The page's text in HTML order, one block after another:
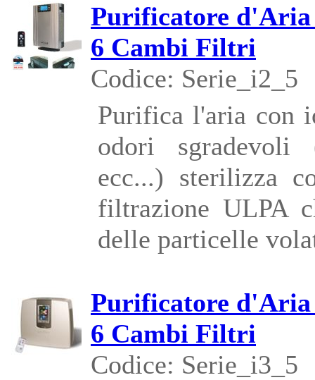
Purificatore d'Aria
6 Cambi Filtri
Codice: Serie_i2_5
Purifica l'aria con
odori sgradevoli
ecc...) sterilizza
filtrazione ULPA
delle particelle
Purificatore d'Aria
6 Cambi Filtri
Codice: Serie_i3_5